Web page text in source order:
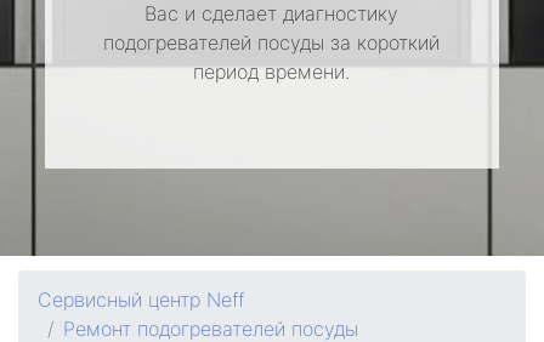
Вас и сделает диагностику
подогревателей посуды за короткий
период времени.
Сервисный центр Neff
Ремонт подогревателей посуды